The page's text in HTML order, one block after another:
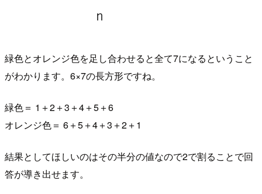
緑色とオレンジ色を足し合わせると全て7になるということ
がわかります。6×7の長方形ですね。
緑色＝ 1＋2＋3＋4＋5＋6
オレンジ色＝ 6＋5＋4＋3＋2＋1
結果としてほしいのはその半分の値なので2で割ることで回
答が導き出せます。